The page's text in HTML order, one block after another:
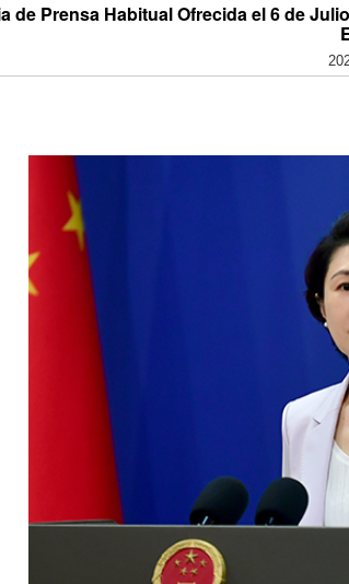
de Prensa Habitual Ofrecida el 6 de